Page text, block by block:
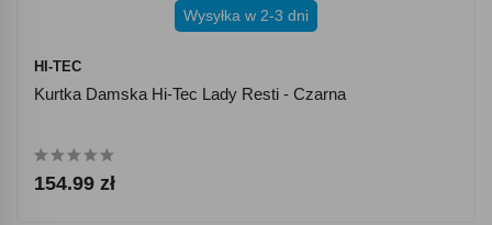
Wysyłka w 2-3 dni
HI-TEC
Kurtka Damska Hi-Tec Lady Resti - Czarna
154.99 zł